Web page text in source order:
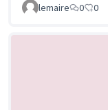
lemaire 0 0